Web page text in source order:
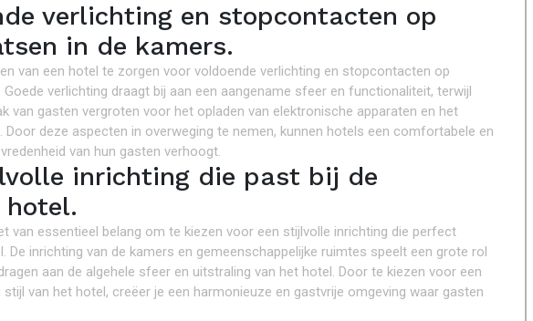
verlichting en stopcontacten op
in de kamers.
van een hotel te zorgen voor voldoende verlichting en stopcontacten op
verlichting draagt bij aan een aangename sfeer en functionaliteit, terwijl
van gasten vergroten voor het opladen van elektronische apparaten en het
Door deze aspecten in overweging te nemen, kunnen hotels een comfortabele en
van hun gasten verhoogt.
inrichting die past bij de
van essentieel belang om te kiezen voor een stijlvolle inrichting die perfect
De inrichting van de kamers en gemeenschappelijke ruimtes speelt een grote rol
aan de algehele sfeer en uitstraling van het hotel. Door te kiezen voor een
van het hotel, creëer je een harmonieuze en gastvrije omgeving waar gasten